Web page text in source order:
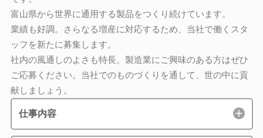
富山県から世界に通用する製品をつくり続けています。
業績も好調。さらなる増産に対応するため、当社で働くスタ
ッフを新たに募集します。
社内の風通しのよさも特長。製造業にご興味のある方はぜひ
ご応募ください。当社でのものづくりを通して、世の中に貢
献しましょう。
仕事内容